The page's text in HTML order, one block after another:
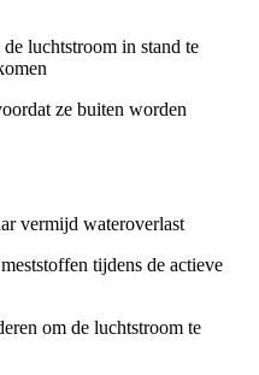
luchtstroom in stand te
ze buiten worden
vermijd wateroverlast
tijdens de actieve
om de luchtstroom te